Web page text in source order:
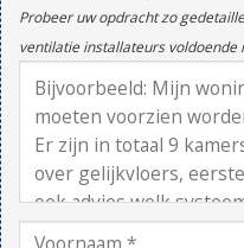
Probeer uw opdracht zo
ventilatie installateurs